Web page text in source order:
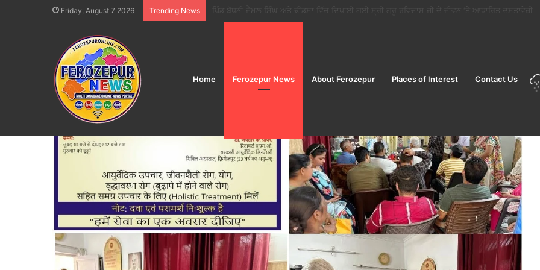
Friday, August 7 2026 Trending News ਫੂਡ ਸੇਫਟੀ ਵਿੰਗ ਵੱਲੋਂ ਤਿਉਹਾਰਾਂ ਦੇ ਸੀਜ਼ਨ ਵਿੱਚ ਮੁਹਿੰਮ ਸ਼ੁਰੂ; ਜਨਤਾ ਨੂੰ ਸਿਰਫ਼ ਲਾਇਸੰਸਸ਼ੁਦਾ ਵਿਕਰੇਤਾਵਾਂ ਤੋਂ ਹੀ ਭੋਜਨ
Home Ferozepur News About Ferozepur Places of Interest Contact Us